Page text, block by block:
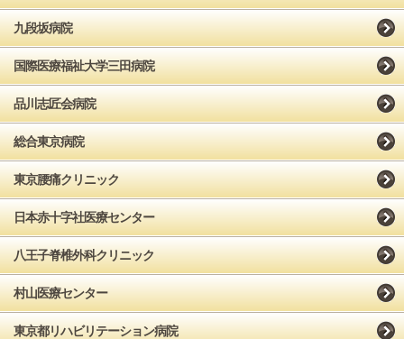
九段坂病院
国際医療福祉大学三田病院
品川志匠会病院
総合東京病院
東京腰痛クリニック
日本赤十字社医療センター
八王子脊椎外科クリニック
村山医療センター
東京都リハビリテーション病院